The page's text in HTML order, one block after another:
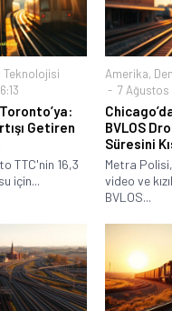
Teknolojisi
Getiren
TTC'nin 16,3
için...
Amerika,
7 Ağustos
BVLOS
Süresini
Metra
video ve
BVLOS...